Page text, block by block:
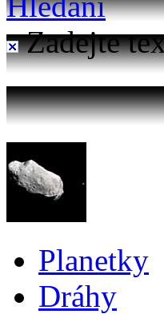
Zadejte
Planetky
Dráhy